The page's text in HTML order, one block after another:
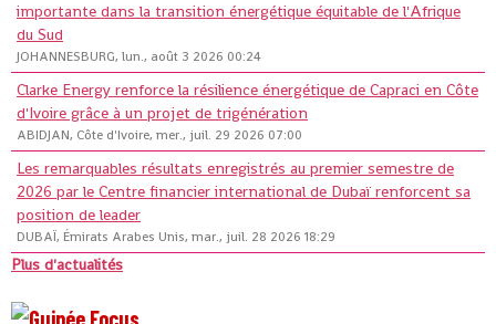
importante dans la transition énergétique équitable de l'Afrique
du Sud
JOHANNESBURG, lun., août 3 2026 00:24
Clarke Energy renforce la résilience énergétique de Capraci en Côte
d'Ivoire grâce à un projet de trigénération
ABIDJAN, Côte d'Ivoire, mer., juil. 29 2026 07:00
Les remarquables résultats enregistrés au premier semestre de
2026 par le Centre financier international de Dubaï renforcent sa
position de leader
DUBAÏ, Émirats Arabes Unis, mar., juil. 28 2026 18:29
Plus d'actualités